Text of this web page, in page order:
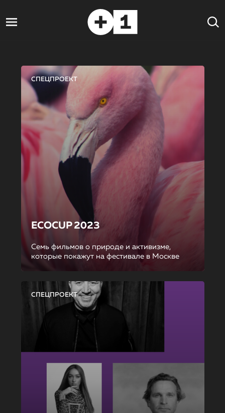
СПЕЦПРОЕКТ
ECOCUP 2023
Семь фильмов о природе и активизме,
которые покажут на фестивале в Москве
СПЕЦПРОЕКТ